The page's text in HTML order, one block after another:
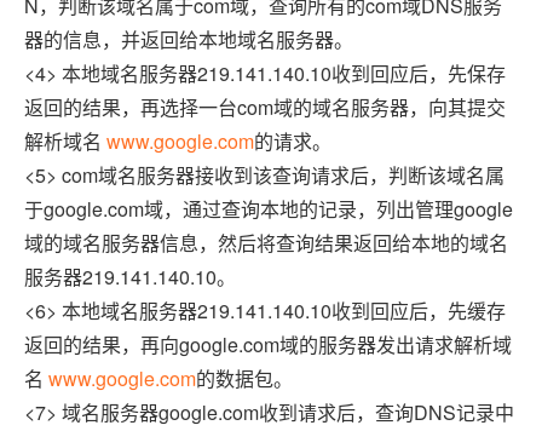
器的信息，并返回给本地域名服务器。
<4> 本地域名服务器219.141.140.10收到回应后，先保存
返回的结果，再选择一台com域的域名服务器，向其提交
解析域名 www.google.com的请求。
<5> com域名服务器接收到该查询请求后，判断该域名属
于google.com域，通过查询本地的记录，列出管理google
域的域名服务器信息，然后将查询结果返回给本地的域名
服务器219.141.140.10。
<6> 本地域名服务器219.141.140.10收到回应后，先缓存
返回的结果，再向google.com域的服务器发出请求解析域
名 www.google.com的数据包。
<7> 域名服务器google.com收到请求后，查询DNS记录中